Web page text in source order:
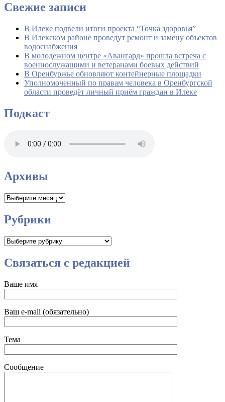
Свежие записи
В Илеке подвели итоги проекта “Точка здоровья”
В Илекском районе проведут ремонт и замену объектов
водоснабжения
В молодежном центре «Авангард» прошла встреча с
военнослужащими и ветеранами боевых действий
В Оренбуржье обновляют контейнерные площадки
Уполномоченный по правам человека в Оренбургской
области проведёт личный приём граждан в Илеке
Подкаст
Архивы
Архивы
Рубрики
Рубрики
Связаться с редакцией
Ваше имя
Ваш e-mail (обязательно)
Тема
Сообщение